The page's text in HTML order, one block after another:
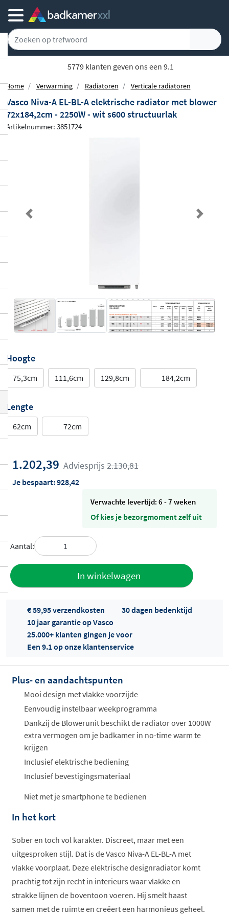
5779 klanten geven ons een 9.1
Home Verwarming Radiatoren Verticale radiatoren
Vasco Niva-A EL-BL-A elektrische radiator met blower
72x184,2cm - 2250W - wit s600 structuurlak
Artikelnummer: 3851724
Previous Next
Hoogte
75,3cm 111,6cm 129,8cm 184,2cm
Lengte
62cm 72cm
1.202,39 Adviesprijs 2.130,81
Je bespaart:928,42
Verwachte levertijd: 6 - 7 weken
Of kies je bezorgmoment zelf uit
Aantal:
In winkelwagen
Offertes
ophalen...
€ 59,95 verzendkosten
30 dagen bedenktijd
10 jaar garantie op Vasco
25.000+ klanten gingen je voor
Een 9.1 op onze klantenservice
Plus- en aandachtspunten
Mooi design met vlakke voorzijde
Eenvoudig instelbaar weekprogramma
Dankzij de Blowerunit beschikt de radiator over 1000W
extra vermogen om je badkamer in no-time warm te
krijgen
Inclusief elektrische bediening
Inclusief bevestigingsmateriaal
Niet met je smartphone te bedienen
In het kort
Sober en toch vol karakter. Discreet, maar met een
uitgesproken stijl. Dat is de Vasco Niva-A EL-BL-A met
vlakke voorplaat. Deze elektrische designradiator komt
prachtig tot zijn recht in interieurs waar vlakke en
strakke lijnen de boventoon voeren. Hij smelt haast
samen met de ruimte en creëert een harmonieus geheel.